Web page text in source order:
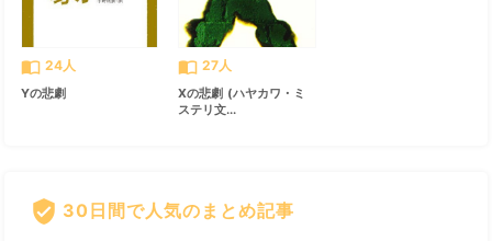
import_contacts 24人
Yの悲劇
import_contacts 27人
Xの悲劇 (ハヤカワ・ミ
ステリ文...
verified_user 30日間で人気のまとめ記事